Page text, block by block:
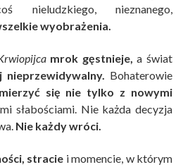
nieznanego,
wyobrażenia.
mrok gęstnieje, a świat
nieprzewidywalny. Bohaterowie
się nie tylko z nowymi
słabościami. Nie każda decyzja
Nie każdy wróci.
stracie i momencie, w którym